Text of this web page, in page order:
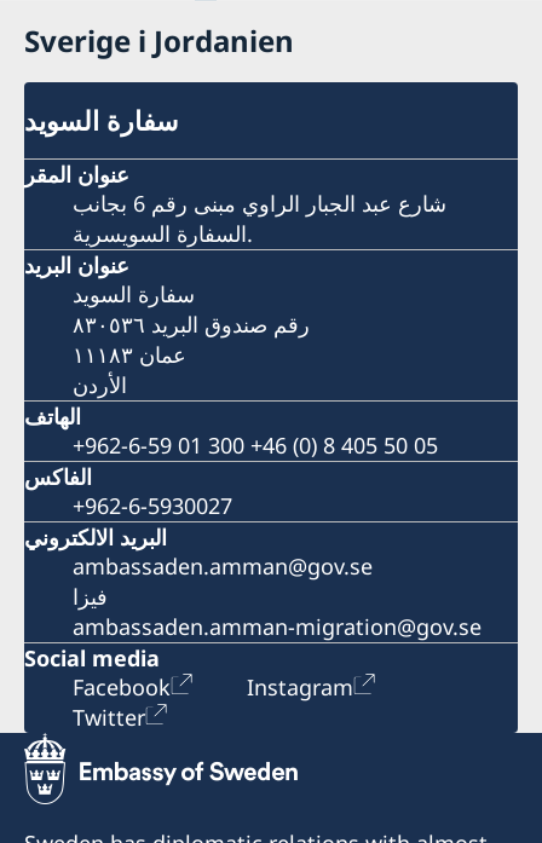
Sverige i Jordanien
سفارة السويد
عنوان المقر
شارع عبد الجبار الراوي مبنى رقم 6 بجانب
السفارة السويسرية.
عنوان البريد
سفارة السويد
رقم صندوق البريد ٨٣٠٥٣٦
عمان ١١١٨٣
الأردن
الهاتف
+962-6-59 01 300 +46 (0) 8 405 50 05
الفاكس
+962-6-5930027
البريد الالكتروني
ambassaden.amman@gov.se
فيزا
ambassaden.amman-migration@gov.se
Social media
Facebook
Instagram
Twitter